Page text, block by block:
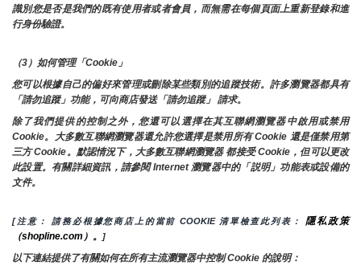
識別您是否是我們的既有使用者或者會員，而無需在每個頁面上重新登錄和進
行身份驗證。
（3）如何管理「Cookie」
您可以根據自己的偏好來管理或刪除某些類別的追蹤技術。許多瀏覽器都具有
「請勿追蹤」功能，可向商店發送「請勿追蹤」 請求。
除了我們提供的控制之外，您還可以選擇在其互聯網瀏覽器中啟用或禁用
Cookie。大多數互聯網瀏覽器還允許您選擇是禁用所有 Cookie 還是僅禁用第
三方 Cookie。默認情況下，大多數互聯網瀏覽器 都接受 Cookie，但可以更改
此設置。有關詳細資訊，請參閱 Internet 瀏覽器中的「説明」功能表或設備的
文件。
[注意： 請務必根據您商店上的當前 COOKIE 清單檢查此列表： 隱私政策
（shopline.com）。
]
以下連結提供了有關如何在所有主流瀏覽器中控制 Cookie 的說明：